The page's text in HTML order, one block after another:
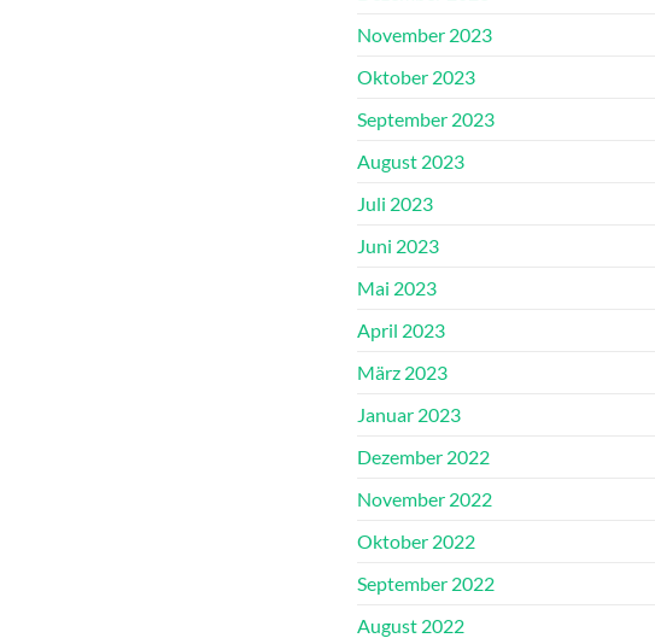
November 2023
Oktober 2023
September 2023
August 2023
Juli 2023
Juni 2023
Mai 2023
April 2023
März 2023
Januar 2023
Dezember 2022
November 2022
Oktober 2022
September 2022
August 2022